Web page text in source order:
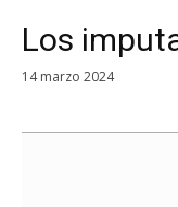
Los
14 marzo 2024